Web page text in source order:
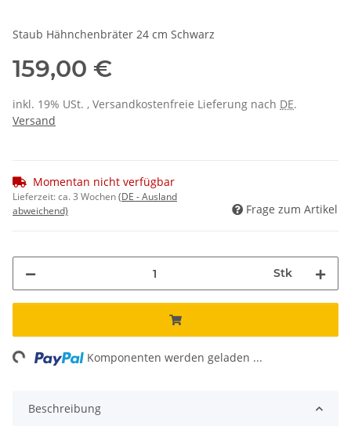
Staub Hähnchenbräter 24 cm Schwarz
159,00 €
inkl. 19% USt. , Versandkostenfreie Lieferung nach DE.
Versand
Momentan nicht verfügbar
Lieferzeit:ca. 3 Wochen(DE - Ausland
abweichend)
Frage zum Artikel
Stk
Komponenten werden geladen ...
Beschreibung